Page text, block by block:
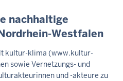
nachhaltige
Westfalen
kultur-klima (www.kultur-
sowie Vernetzungs- und
und -akteure zu